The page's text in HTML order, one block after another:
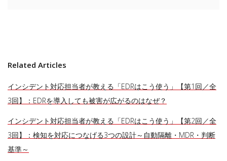
Related Articles
インシデント対応担当者が教える「EDRはこう使う」【第1回／全
3回】：EDRを導入しても被害が広がるのはなぜ？
インシデント対応担当者が教える「EDRはこう使う」【第2回／全
3回】：検知を対応につなげる3つの設計～自動隔離・MDR・判断
基準～